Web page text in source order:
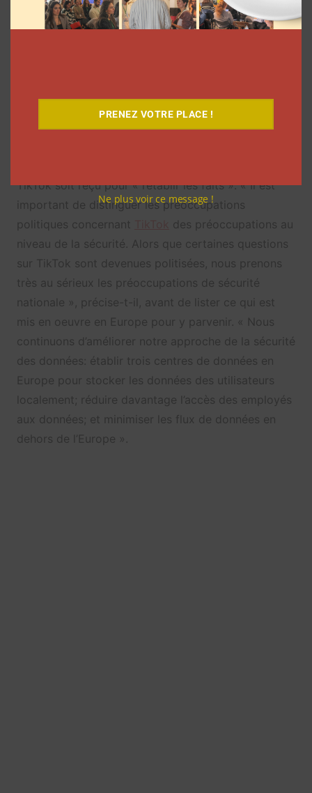
quelqu’un au sein de l’application a confié qu’ils
protégeons les données. »
TikToksoit reçu pour « rétablir les faits ». «Il est
important de distinguer les préoccupations
politiques concernant
des préoccupations au
niveau de la sécurité. Alors que certaines questions
sur TikTok sont devenues politisées, nous prenons
très au sérieux les préoccupations de sécurité
nationale », précise-t-il, avant de lister ce qui est
mis en oeuvre en Europe pour y parvenir. « Nous
continuons d’améliorer notre approche de la sécurité
des données: établir trois centres de données en
Europe pour stocker les données des utilisateurs
localement; réduire davantage l’accès des employés
aux données; et minimiser les flux de données en
dehors de l’Europe ».
PRENEZ VOTRE PLACE !
Ne plus voir ce message !